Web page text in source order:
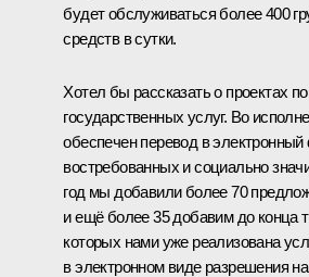
будет обслуживаться более 400
средств в сутки.
Хотел бы рассказать о проектах
государственных услуг. Во
обеспечен перевод в
востребованных и социально
год мы добавили более 70
и ещё более 35 добавим до конца
которых нами уже реализована
в электронном виде разрешения